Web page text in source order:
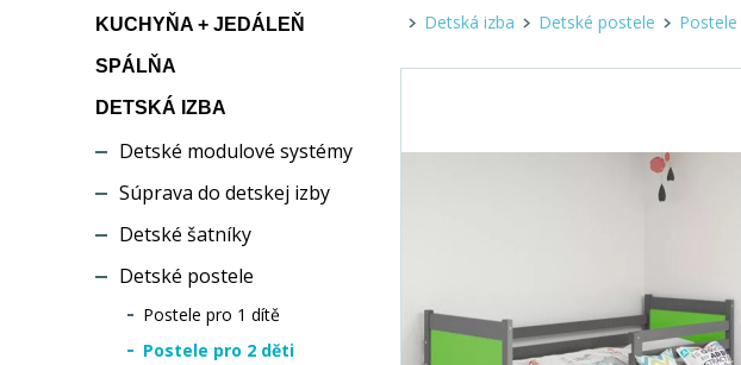
KUCHYŇA + JEDÁLEŇ
SPÁLŇA
DETSKÁ IZBA
Detské modulové systémy
Súprava do detskej izby
Detské šatníky
Detské postele
Postele pro 1 dítě
Postele pro 2 děti
Detská izba Detské postele